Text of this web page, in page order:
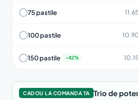
75 pastile
100 pastile
150 pastile
CADOU LA COMANDA TA Trio de